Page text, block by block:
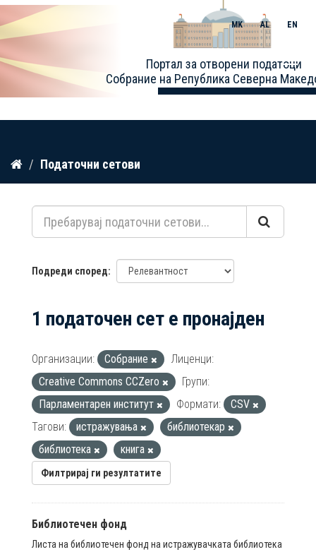
Прескокнете
содржина
Портал за отворени податоци
Собрание на Република Северна
MK AL EN
Toggle
Податочни сетови
Подреди според
1 податочен сет е пронајден
Организации: Собрание
Лиценци:
Creative Commons CCZero
Групи:
Парламентарен институт
Формати:
CSV
Тагови:
истражувања
библиотекар
библиотека
книга
Филтрирај ги резултатите
Библиотечен фонд
Листа на библиотечен фонд на истражувачката библиотека